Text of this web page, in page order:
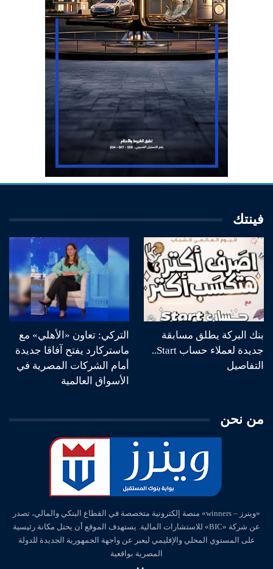
فينتك
بنك البركة يطلق مسابقة
جديدة لعملاء حساب Start..
التفاصيل
التركي: تعاون «الأهلي» مع
ماستركارد يفتح آفاقا جديدة
أمام الشركات المصرية في
الأسواق العالمية
من نحن
«وينرز – winners» منصة إلكترونية متخصصة في القطاع البنكي والمالي، تصدر
عن شركة «BIC» للاستشارات المالية. يستهدف الموقع أن يحتل مكانة رئيسية
على المستوي المحلي والإقليمي ليعبر عن واجهة الجمهورية الجديدة للدولة
المصرية بواقعية